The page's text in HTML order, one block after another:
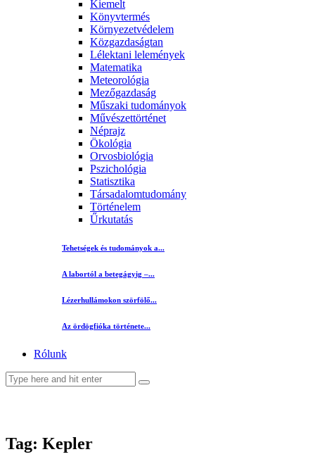
Kiemelt
Könyvtermés
Környezetvédelem
Közgazdaságtan
Lélektani lelemények
Matematika
Meteorológia
Mezőgazdaság
Műszaki tudományok
Művészettörténet
Néprajz
Ökológia
Orvosbiológia
Pszichológia
Statisztika
Társadalomtudomány
Történelem
Űrkutatás
Tehetségek és tudományok a...
A labortól a betegágyig –...
Lézerhullámokon szörfölő...
Az ördögfióka története...
Rólunk
Tag: Kepler